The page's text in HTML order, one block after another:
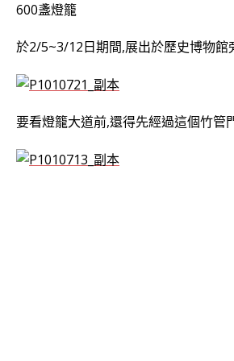
600盞燈籠
於2/5~3/12日期間,展出於歷史博物館
要看燈籠大道前,還得先經過這個竹管